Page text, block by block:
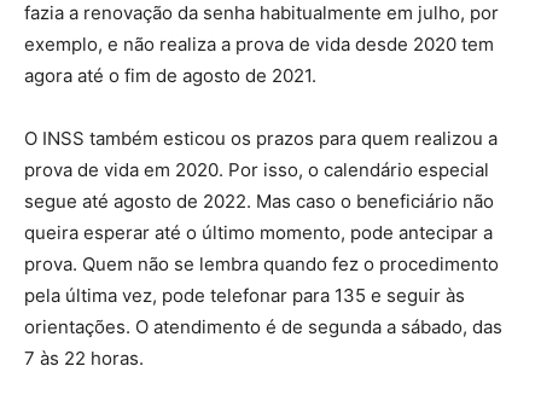
fazia a renovação da senha habitualmente em julho, por
exemplo, e não realiza a prova de vida desde 2020 tem
agora até o fim de agosto de 2021.
O INSS também esticou os prazos para quem realizou a
prova de vida em 2020. Por isso, o calendário especial
segue até agosto de 2022. Mas caso o beneficiário não
queira esperar até o último momento, pode antecipar a
prova. Quem não se lembra quando fez o procedimento
pela última vez, pode telefonar para 135 e seguir às
orientações. O atendimento é de segunda a sábado, das
7 às 22 horas.